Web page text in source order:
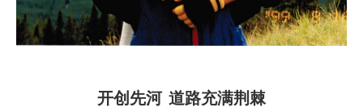
开创先河 道路充满荆棘